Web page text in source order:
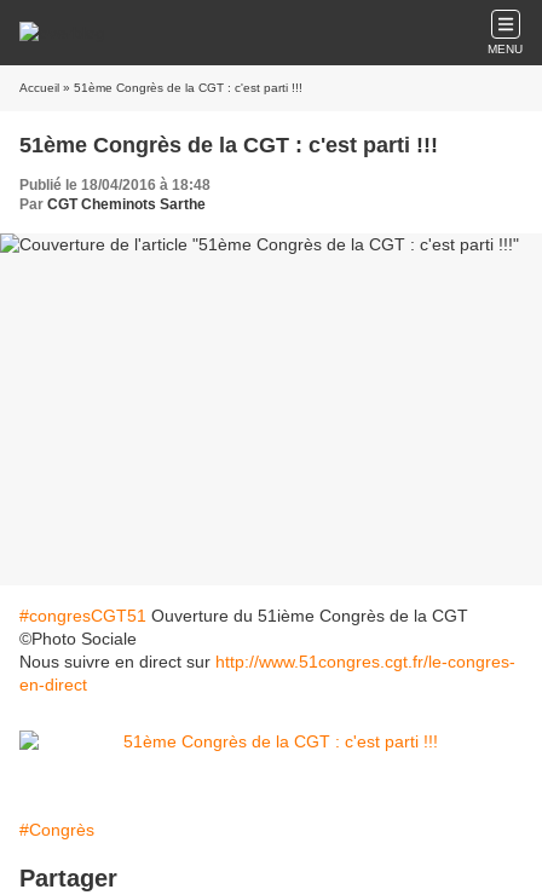
MENU
Accueil » 51ème Congrès de la CGT : c'est parti !!!
51ème Congrès de la CGT : c'est parti !!!
Publié le 18/04/2016 à 18:48
Par CGT Cheminots Sarthe
#‎congresCGT51‬ Ouverture du 51ième Congrès de la CGT
©Photo Sociale
Nous suivre en direct sur http://www.51congres.cgt.fr/le-congres-
en-direct
#Congrès
Partager